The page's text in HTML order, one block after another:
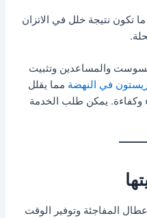
تكون نتيجة خلل في الاتزان
والمساعدين وتثبيت
في النهضة مما يقلل
وكفاءة. يمكن طلب الخدمة
المفاجئة وتوفير الوقت